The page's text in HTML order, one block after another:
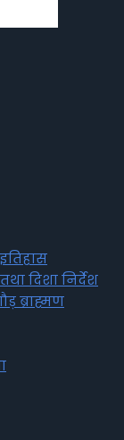
दिशा निर्देश
ब्राह्मण